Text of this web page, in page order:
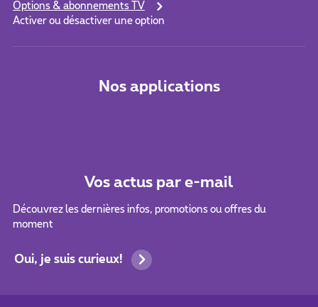
Options & abonnements TV
Activer ou désactiver une option
Nos applications
Vos actus par e-mail
Découvrez les dernières infos, promotions ou offres du
moment
Oui, je suis curieux!